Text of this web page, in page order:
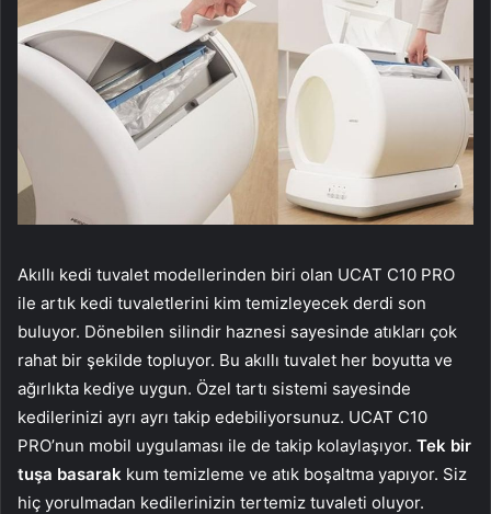
Akıllı kedi tuvalet modellerinden biri olan UCAT C10 PRO
ile artık kedi tuvaletlerini kim temizleyecek derdi son
buluyor. Dönebilen silindir haznesi sayesinde atıkları çok
rahat bir şekilde topluyor. Bu akıllı tuvalet her boyutta ve
ağırlıkta kediye uygun. Özel tartı sistemi sayesinde
kedilerinizi ayrı ayrı takip edebiliyorsunuz. UCAT C10
PRO’nun mobil uygulaması ile de takip kolaylaşıyor. Tek bir
tuşa basarak kum temizleme ve atık boşaltma yapıyor. Siz
hiç yorulmadan kedilerinizin tertemiz tuvaleti oluyor.